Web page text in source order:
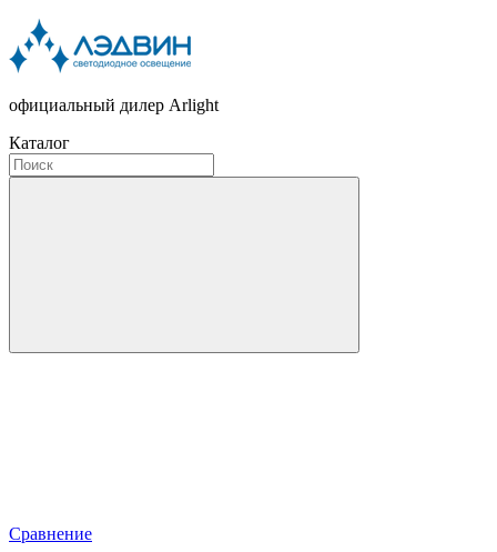
официальный дилер Arlight
Каталог
Сравнение